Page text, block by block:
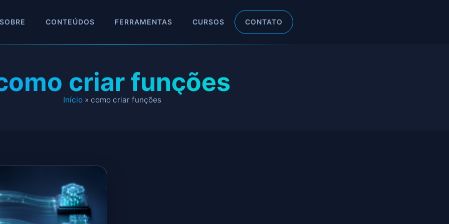
SOBRE CONTEÚDOS FERRAMENTAS CURSOS CONTATO
criar funções
Início » como criar funções